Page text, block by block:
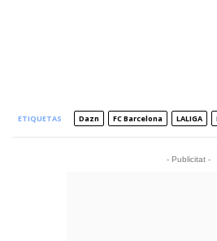
ETIQUETAS Dazn FC Barcelona LALIGA
- Publicitat -